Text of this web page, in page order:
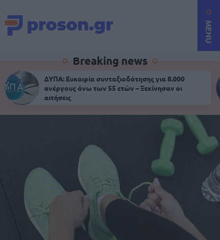
MENU
Breaking news
ΔΥΠΑ: Ευκαιρία συνταξιοδότησης για 8.000
ανέργους άνω των 55 ετών – Ξεκίνησαν οι
αιτήσεις